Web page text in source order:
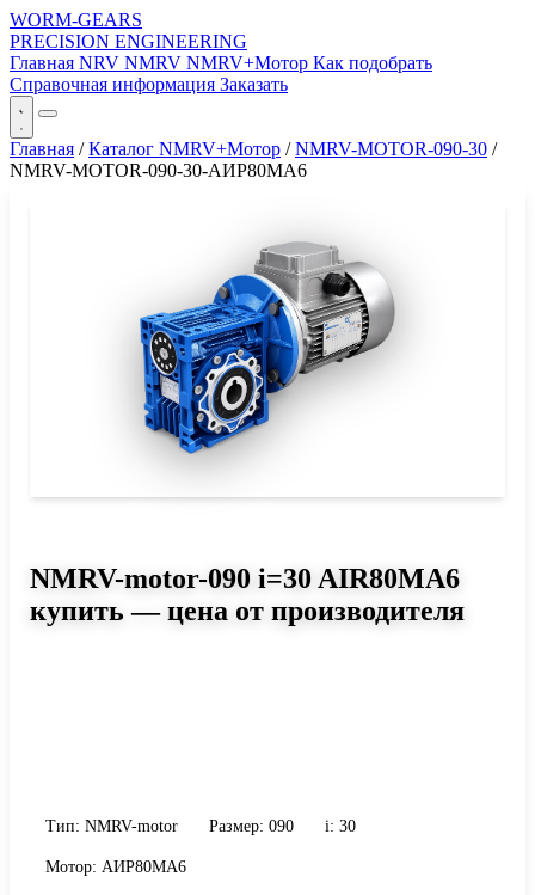
WORM-GEARS
PRECISION ENGINEERING
Главная NRV NMRV NMRV+Мотор Как подобрать
Справочная информация Заказать
Главная / Каталог NMRV+Мотор / NMRV-MOTOR-090-30 /
NMRV-MOTOR-090-30-АИР80MA6
NMRV-motor-090 i=30 AIR80MA6
купить — цена от производителя
Тип: NMRV-motor Размер: 090 i: 30
Мотор: АИР80MA6